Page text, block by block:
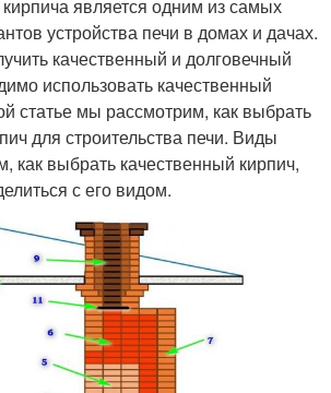
является одним из самых
устройства печи в домах и дачах.
качественный и долговечный
использовать качественный
статье мы рассмотрим, как выбрать
для строительства печи. Виды
как выбрать качественный кирпич,
с его видом.